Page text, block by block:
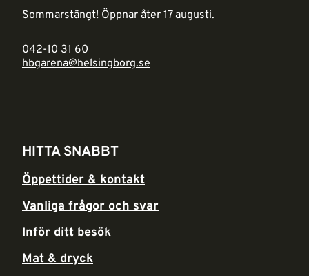
Sommarstängt! Öppnar åter 17 augusti.
042-10 31 60
hbgarena@helsingborg.se
HITTA SNABBT
Öppettider & kontakt
Vanliga frågor och svar
Inför ditt besök
Mat & dryck